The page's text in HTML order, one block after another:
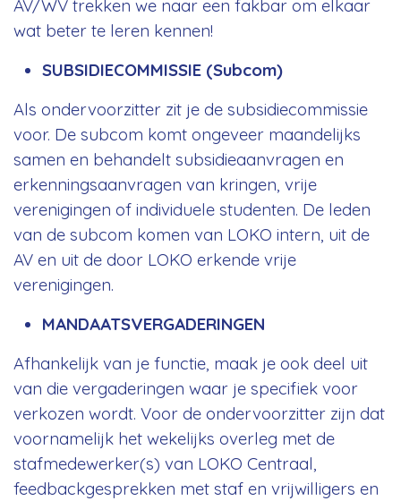
AV/WV trekken we naar een fakbar om elkaar
wat beter te leren kennen!
SUBSIDIECOMMISSIE (Subcom)
Als ondervoorzitter zit je de subsidiecommissie
voor. De subcom komt ongeveer maandelijks
samen en behandelt subsidieaanvragen en
erkenningsaanvragen van kringen, vrije
verenigingen of individuele studenten. De leden
van de subcom komen van LOKO intern, uit de
AV en uit de door LOKO erkende vrije
verenigingen.
MANDAATSVERGADERINGEN
Afhankelijk van je functie, maak je ook deel uit
van die vergaderingen waar je specifiek voor
verkozen wordt. Voor de ondervoorzitter zijn dat
voornamelijk het wekelijks overleg met de
stafmedewerker(s) van LOKO Centraal,
feedbackgesprekken met staf en vrijwilligers en